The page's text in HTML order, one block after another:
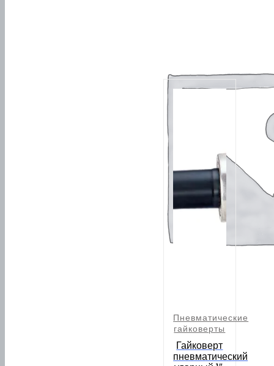
Пневматические
гайковерты
Гайковерт
пневматический